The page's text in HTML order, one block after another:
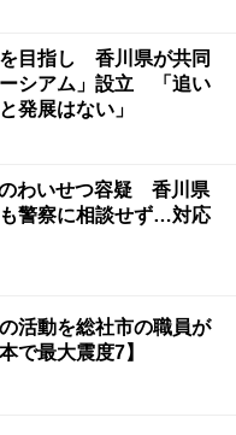
目指し 香川県が共同
シアム」設立 「追い
発展はない」
わいせつ容疑 香川県
警察に相談せず…対応
活動を総社市の職員が
で最大震度7】